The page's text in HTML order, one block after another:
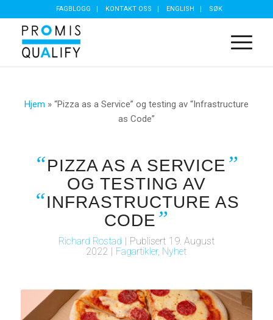
FAGBLOGG KONTAKT OSS ENGLISH SØK
Hjem » “Pizza as a Service” og testing av “Infrastructure
as Code”
“PIZZA AS A SERVICE ”
OG TESTING AV
“INFRASTRUCTURE AS
CODE ”
Richard Rostad | Publisert 19. August
2022 | Fagartikler, Nyhet